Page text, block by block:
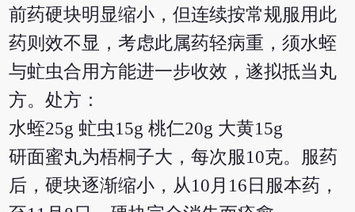
前药硬块明显缩小，但连续按常规服用此
药则效不显，考虑此属药轻病重，须水蛭
与虻虫合用方能进一步收效，遂拟抵当丸
方。处方：
水蛭25g 虻虫15g 桃仁20g 大黄15g
研面蜜丸为梧桐子大，每次服10克。服药
后，硬块逐渐缩小，从10月16日服本药，